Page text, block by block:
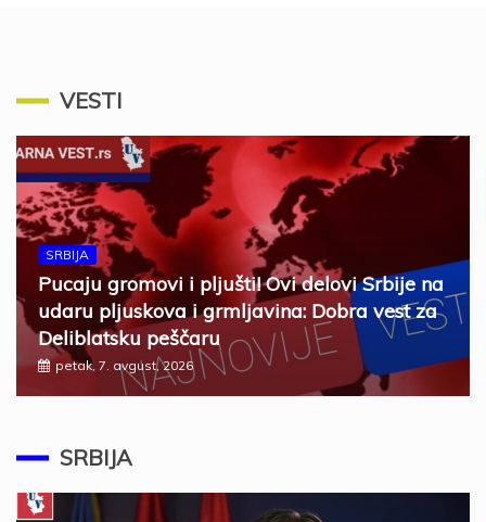
VESTI
SRBIJA
Pucaju gromovi i pljušti! Ovi delovi Srbije na
udaru pljuskova i grmljavina: Dobra vest za
Deliblatsku peščaru
petak, 7. avgust, 2026
SRBIJA